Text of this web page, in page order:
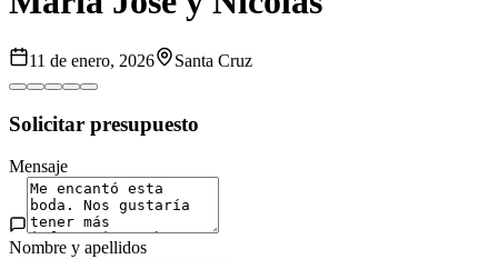
11 de enero, 2026 Santa Cruz
Solicitar presupuesto
Mensaje
Nombre y apellidos